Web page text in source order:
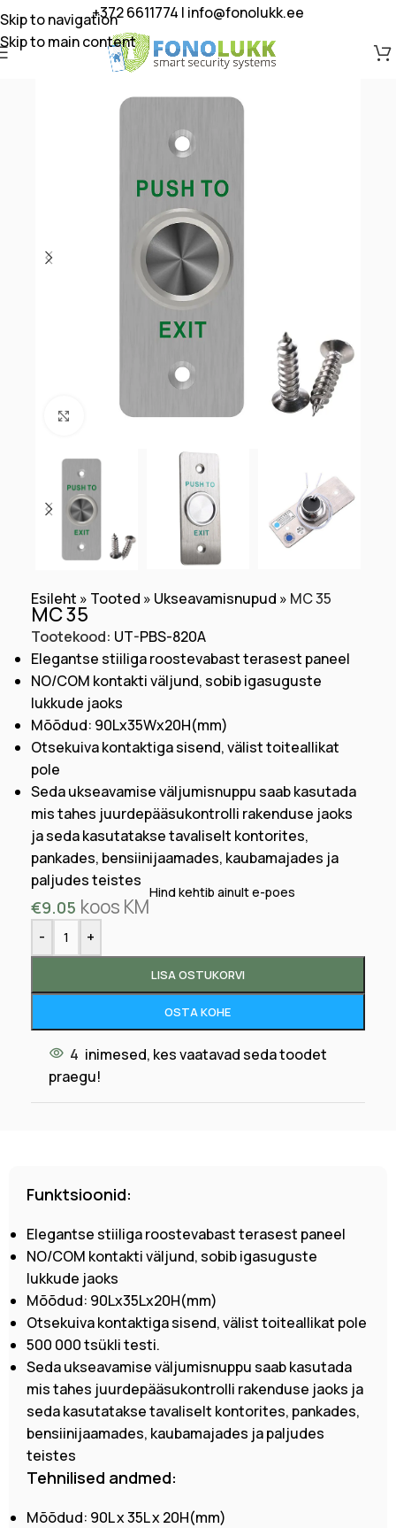
Skip to navigation
Skip to main content
+372 6611774 | info@fonolukk.ee
Klõpsake suurendamiseks
Esileht » Tooted » Ukseavamisnupud » МС 35
МС 35
Tootekood: UT-PBS-820A
Elegantse stiiliga roostevabast terasest paneel
NO/COM kontakti väljund, sobib igasuguste
lukkude jaoks
Mõõdud: 90Lx35Wx20H(mm)
Otsekuiva kontaktiga sisend, välist toiteallikat
pole
Seda ukseavamise väljumisnuppu saab kasutada
mis tahes juurdepääsukontrolli rakenduse jaoks
ja seda kasutatakse tavaliselt kontorites,
pankades, bensiinijaamades, kaubamajades ja
paljudes teistes
€9.05 koos KM
Hind kehtib ainult e-poes
- +
LISA OSTUKORVI
OSTA KOHE
4 inimesed, kes vaatavad seda toodet
praegu!
Funktsioonid:
Elegantse stiiliga roostevabast terasest paneel
NO/COM kontakti väljund, sobib igasuguste
lukkude jaoks
Mõõdud: 90Lx35Lx20H(mm)
Otsekuiva kontaktiga sisend, välist toiteallikat pole
500 000 tsükli testi.
Seda ukseavamise väljumisnuppu saab kasutada
mis tahes juurdepääsukontrolli rakenduse jaoks ja
seda kasutatakse tavaliselt kontorites, pankades,
bensiinijaamades, kaubamajades ja paljudes
teistes
Tehnilised andmed:
Mõõdud: 90L x 35L x 20H(mm)